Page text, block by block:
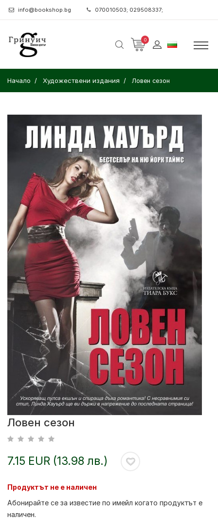
info@bookshop.bg 070010503; 029508337;
0
Начало Художествени издания Ловен сезон
Ловен сезон
7.15 EUR (13.98 лв.)
Продуктът не е наличен
Абонирайте се за известие по имейл когато продуктът е
наличен.